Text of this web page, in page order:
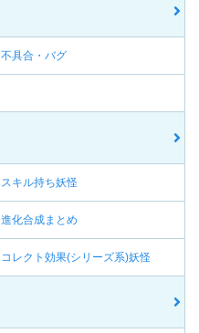
不具合・バグ
スキル持ち妖怪
進化合成まとめ
コレクト効果(シリーズ系)妖怪